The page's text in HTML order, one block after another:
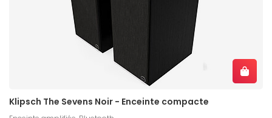
Klipsch The Sevens Noir - Enceinte compacte